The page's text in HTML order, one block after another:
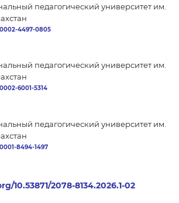
педагогический университет им.
4497-0805
педагогический университет им.
6001-5314
педагогический университет им.
8494-1497
10.53871/2078-8134.2026.1-02